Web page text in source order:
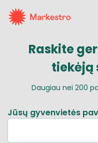
Raskite
tiekėją
Daugiau nei 200
Jūsų gyvenvietės